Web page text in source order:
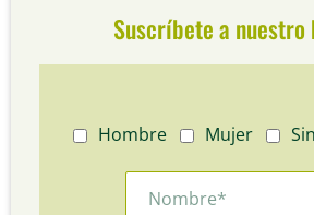
Suscríbete a
Hombre Mujer